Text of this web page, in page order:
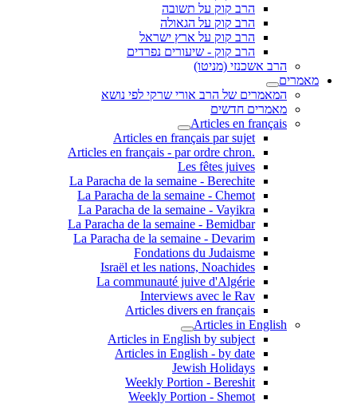
הרב קוק על תשובה
הרב קוק על הגאולה
הרב קוק על ארץ ישראל
הרב קוק - שיעורים נפרדים
הרב אשכנזי (מניטו)
מאמרים
המאמרים של הרב אורי שרקי לפי נושא
מאמרים חדשים
Articles en français
Articles en français par sujet
.Articles en français - par ordre chron
Les fêtes juives
La Paracha de la semaine - Berechite
La Paracha de la semaine - Chemot
La Paracha de la semaine - Vayikra
La Paracha de la semaine - Bemidbar
La Paracha de la semaine - Devarim
Fondations du Judaisme
Israël et les nations, Noachides
La communauté juive d'Algérie
Interviews avec le Rav
Articles divers en français
Articles in English
Articles in English by subject
Articles in English - by date
Jewish Holidays
Weekly Portion - Bereshit
Weekly Portion - Shemot